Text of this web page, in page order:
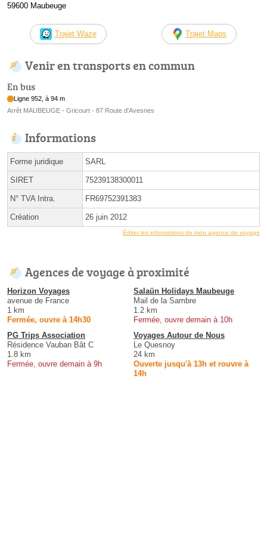
59600 Maubeuge
Trajet Waze Trajet Maps
Venir en transports en commun
En bus
Ligne 952, à 94 m
Arrêt MAUBEUGE - Gricourt - 87 Route d'Avesnes
Informations
Forme juridique SARL
SIRET 75239138300011
N° TVA Intra. FR69752391383
Création 26 juin 2012
Éditer les informations de mon agence de voyage
Agences de voyage à proximité
Horizon Voyages
avenue de France
1 km
Fermée, ouvre à 14h30
Salaün Holidays Maubeuge
Mail de la Sambre
1.2 km
Fermée, ouvre demain à 10h
PG Trips Association
Résidence Vauban Bât C
1.8 km
Fermée, ouvre demain à 9h
Voyages Autour de Nous
Le Quesnoy
24 km
Ouverte jusqu'à 13h et rouvre à
14h